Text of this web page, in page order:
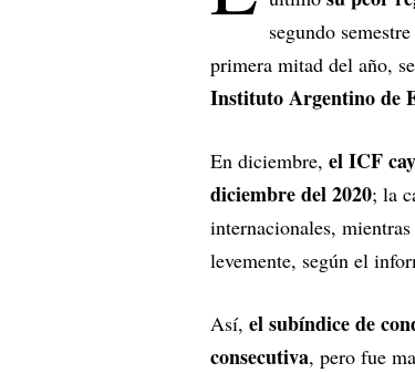
segundo
primera mitad del año,
Instituto Argentino de
En diciembre, el ICF
diciembre del 2020; la
internacionales,
levemente, según el
Así, el subíndice de
consecutiva, pero fue